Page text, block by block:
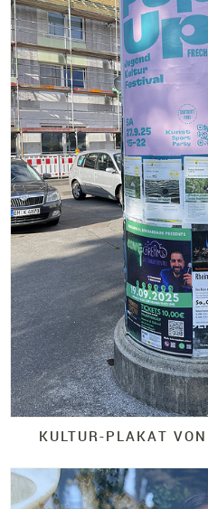
KULTUR-PLAKAT